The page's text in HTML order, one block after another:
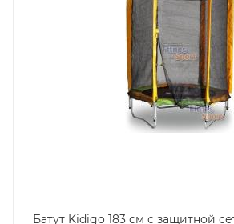
Батут Kidigo 183 см с защитной